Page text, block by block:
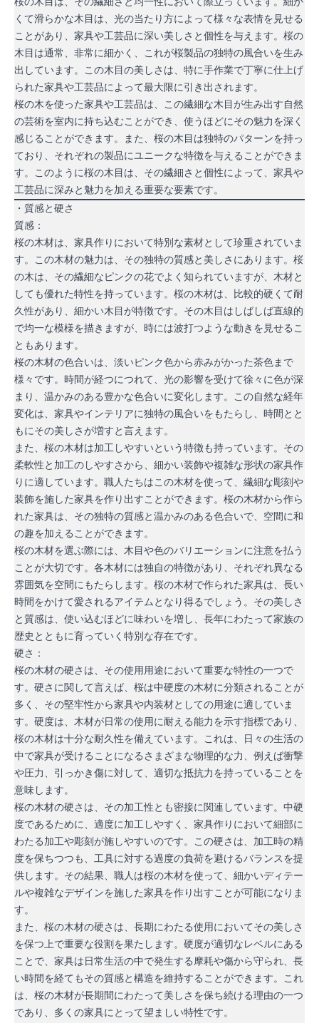
くて滑らかな木目は、光の当たり方によって様々な表情を見せる
ことがあり、家具や工芸品に深い美しさと個性を与えます。桜の
木目は通常、非常に細かく、これが桜製品の独特の風合いを生み
出しています。この木目の美しさは、特に手作業で丁寧に仕上げ
られた家具や工芸品によって最大限に引き出されます。
桜の木を使った家具や工芸品は、この繊細な木目が生み出す自然
の芸術を室内に持ち込むことができ、使うほどにその魅力を深く
感じることができます。また、桜の木目は独特のパターンを持っ
ており、それぞれの製品にユニークな特徴を与えることができま
す。このように桜の木目は、その繊細さと個性によって、家具や
工芸品に深みと魅力を加える重要な要素です。
・質感と硬さ
質感：
桜の木材は、家具作りにおいて特別な素材として珍重されていま
す。この木材の魅力は、その独特の質感と美しさにあります。桜
の木は、その繊細なピンクの花でよく知られていますが、木材と
しても優れた特性を持っています。桜の木材は、比較的硬くて耐
久性があり、細かい木目が特徴です。その木目はしばしば直線的
で均一な模様を描きますが、時には波打つような動きを見せるこ
ともあります。
桜の木材の色合いは、淡いピンク色から赤みがかった茶色まで
様々です。時間が経つにつれて、光の影響を受けて徐々に色が深
まり、温かみのある豊かな色合いに変化します。この自然な経年
変化は、家具やインテリアに独特の風合いをもたらし、時間とと
もにその美しさが増すと言えます。
また、桜の木材は加工しやすいという特徴も持っています。その
柔軟性と加工のしやすさから、細かい装飾や複雑な形状の家具作
りに適しています。職人たちはこの木材を使って、繊細な彫刻や
装飾を施した家具を作り出すことができます。桜の木材から作ら
れた家具は、その独特の質感と温かみのある色合いで、空間に和
の趣を加えることができます。
桜の木材を選ぶ際には、木目や色のバリエーションに注意を払う
ことが大切です。各木材には独自の特徴があり、それぞれ異なる
雰囲気を空間にもたらします。桜の木材で作られた家具は、長い
時間をかけて愛されるアイテムとなり得るでしょう。その美しさ
と質感は、使い込むほどに味わいを増し、長年にわたって家族の
歴史とともに育っていく特別な存在です。
硬さ：
桜の木材の硬さは、その使用用途において重要な特性の一つで
す。硬さに関して言えば、桜は中硬度の木材に分類されることが
多く、その堅牢性から家具や内装材としての用途に適していま
す。硬度は、木材が日常の使用に耐える能力を示す指標であり、
桜の木材は十分な耐久性を備えています。これは、日々の生活の
中で家具が受けることになるさまざまな物理的な力、例えば衝撃
や圧力、引っかき傷に対して、適切な抵抗力を持っていることを
意味します。
桜の木材の硬さは、その加工性とも密接に関連しています。中硬
度であるために、適度に加工しやすく、家具作りにおいて細部に
わたる加工や彫刻が施しやすいのです。この硬さは、加工時の精
度を保ちつつも、工具に対する過度の負荷を避けるバランスを提
供します。その結果、職人は桜の木材を使って、細かいディテー
ルや複雑なデザインを施した家具を作り出すことが可能になりま
す。
また、桜の木材の硬さは、長期にわたる使用においてその美しさ
を保つ上で重要な役割を果たします。硬度が適切なレベルにある
ことで、家具は日常生活の中で発生する摩耗や傷から守られ、長
い時間を経てもその質感と構造を維持することができます。これ
は、桜の木材が長期間にわたって美しさを保ち続ける理由の一つ
であり、多くの家具にとって望ましい特性です。